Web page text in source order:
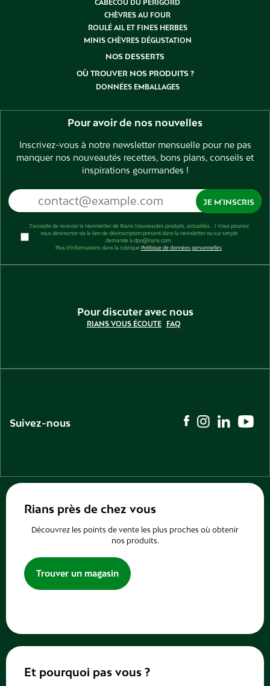
CABÉCOU DU PÉRIGORD
CHÈVRES AU FOUR
ROULÉ AIL ET FINES HERBES
MINIS CHÈVRES DÉGUSTATION
NOS DESSERTS
OÙ TROUVER NOS PRODUITS ?
DONNÉES EMBALLAGES
Pour avoir de nos nouvelles
Inscrivez-vous à notre newsletter mensuelle pour ne pas
manquer nos nouveautés recettes, bons plans, conseils et
inspirations gourmandes !
J’accepte de recevoir la Newsletter de Rians (nouveautés produits, actualités …) Vous pourrez
vous désinscrire via le lien de désinscription présent dans la newsletter ou sur simple
demande à dpo@rians.com.
Plus d’informations dans la rubrique Politique de données personnelles.
Pour discuter avec nous
RIANS VOUS ÉCOUTE FAQ
Suivez-nous
Rians près de chez vous
Découvrez les points de vente les plus proches où obtenir
nos produits.
Trouver un magasin
Et pourquoi pas vous ?